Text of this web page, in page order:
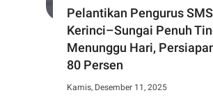
Pelantikan Pengurus
Kerinci–Sungai Penuh
Menunggu Hari,
80 Persen
Kamis, Desember 11, 2025